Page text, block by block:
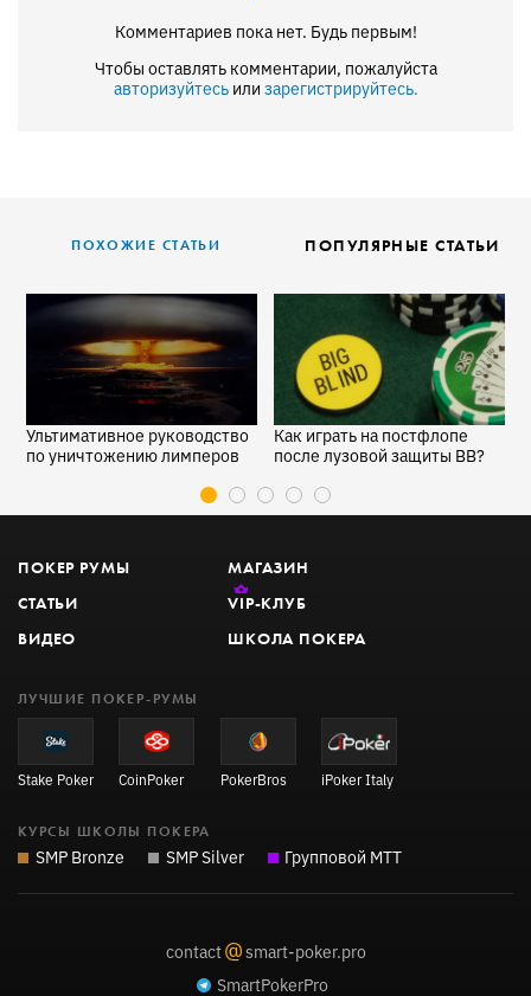
Комментариев пока нет. Будь первым!
Чтобы оставлять комментарии, пожалуйста
авторизуйтесьили зарегистрируйтесь.
ПОХОЖИЕ СТАТЬИ ПОПУЛЯРНЫЕ СТАТЬИ
Ультимативное руководство
по уничтожению лимперов
Как играть на постфлопе
после лузовой защиты BB?
ПОКЕР РУМЫ
СТАТЬИ
ВИДЕО
МАГАЗИН
VIP-КЛУБ
ШКОЛА ПОКЕРА
ЛУЧШИЕ ПОКЕР-РУМЫ
Stake Poker CoinPoker PokerBros iPoker Italy
КУРСЫ ШКОЛЫ ПОКЕРА
SMP Bronze SMP Silver Групповой MTT
contact@smart-poker.pro
SmartPokerPro